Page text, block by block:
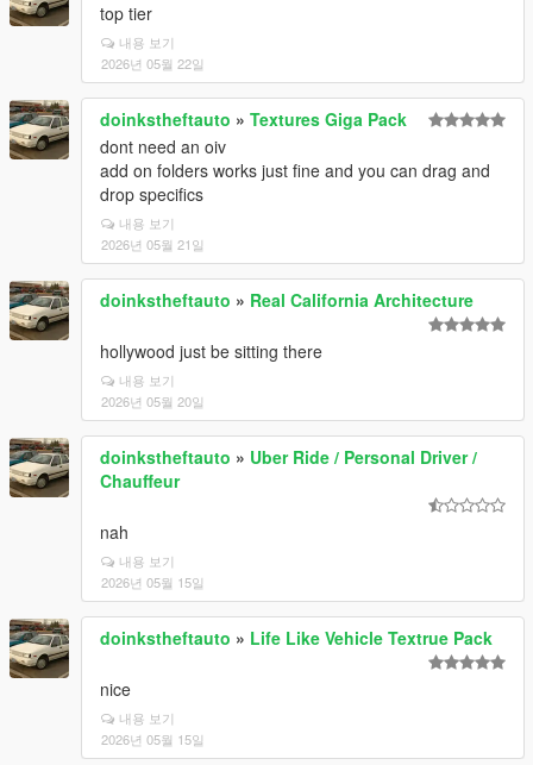
top tier
내용 보기
2026년 05월 22일
doinkstheftauto » Textures Giga Pack
dont need an oiv
add on folders works just fine and you can drag and
drop specifics
내용 보기
2026년 05월 21일
doinkstheftauto » Real California Architecture
hollywood just be sitting there
내용 보기
2026년 05월 20일
doinkstheftauto » Uber Ride / Personal Driver /
Chauffeur
nah
내용 보기
2026년 05월 15일
doinkstheftauto » Life Like Vehicle Textrue Pack
nice
내용 보기
2026년 05월 15일